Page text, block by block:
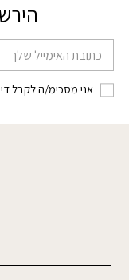
דוא׳׳ל
אני מסכימ/ה לקבל